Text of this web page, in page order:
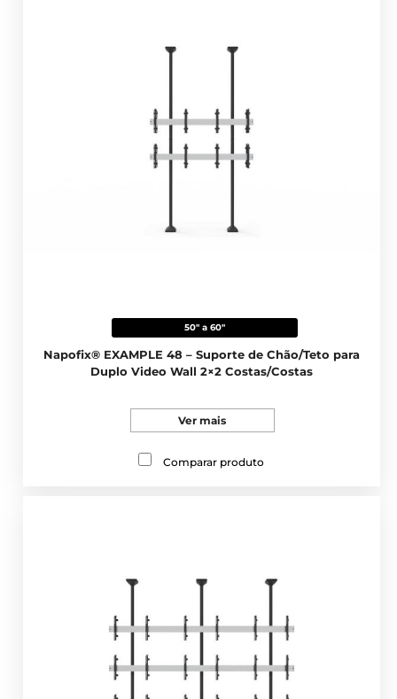
50" a 60"
Napofix® EXAMPLE 48 – Suporte de Chão/Teto para
Duplo Video Wall 2×2 Costas/Costas
Ver mais
Comparar produto